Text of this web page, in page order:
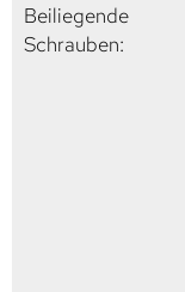
Beiliegende
Schrauben: